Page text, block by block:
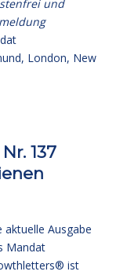
und
London, New
137
aktuelle Ausgabe
Mandat
ist